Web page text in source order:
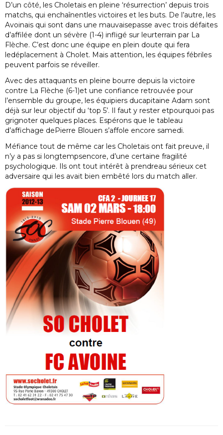
D’un côté, les Choletais en pleine ‘résurrection’ depuis trois
matchs, qui enchaînentles victoires et les buts. De l’autre, les
Avoinais qui sont dans une mauvaisepasse avec trois défaites
d’affilée dont un sévère (1-4) infligé sur leurterrain par La
Flèche. C’est donc une équipe en plein doute qui fera
ledéplacement à Cholet. Mais attention, les équipes fébriles
peuvent parfois se réveiller.
Avec des attaquants en pleine bourre depuis la victoire
contre La Flèche (6-1)et une confiance retrouvée pour
l’ensemble du groupe, les équipiers ducapitaine Adam sont
déjà sur leur objectif du ‘top 5’. Il faut y rester etpourquoi pas
grignoter quelques places. Espérons que le tableau
d’affichage dePierre Blouen s’affole encore samedi.
Méfiance tout de même car les Choletais ont fait preuve, il
n’y a pas si longtempsencore, d’une certaine fragilité
psychologique. Ils ont tout intérêt à prendreau sérieux cet
adversaire qui les avait bien embêté lors du match aller.